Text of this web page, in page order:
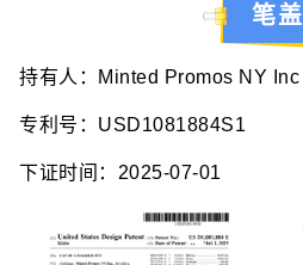
笔盖
持有人：Minted Promos NY Inc
专利号：USD1081884S1
下证时间：2025-07-01